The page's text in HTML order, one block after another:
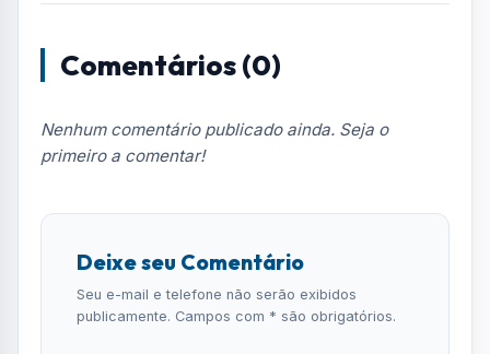
Comentários (0)
Nenhum comentário publicado ainda. Seja o
primeiro a comentar!
Deixe seu Comentário
Seu e-mail e telefone não serão exibidos
publicamente. Campos com * são obrigatórios.